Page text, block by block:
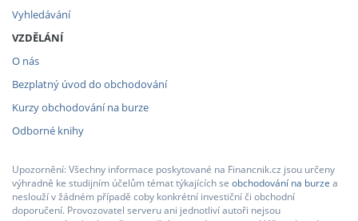
Vyhledávání
VZDĚLÁNÍ
O nás
Bezplatný úvod do obchodování
Kurzy obchodování na burze
Odborné knihy
Upozornění: Všechny informace poskytované na Financnik.cz jsou určeny
výhradně ke studijním účelům témat týkajících se obchodování na burze a
neslouží v žádném případě coby konkrétní investiční či obchodní
doporučení. Provozovatel serveru ani jednotliví autoři nejsou